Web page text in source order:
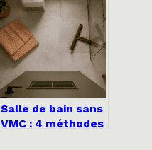
durables pour
valoriser votre
entrée
Salle de bain sans
VMC : 4 méthodes